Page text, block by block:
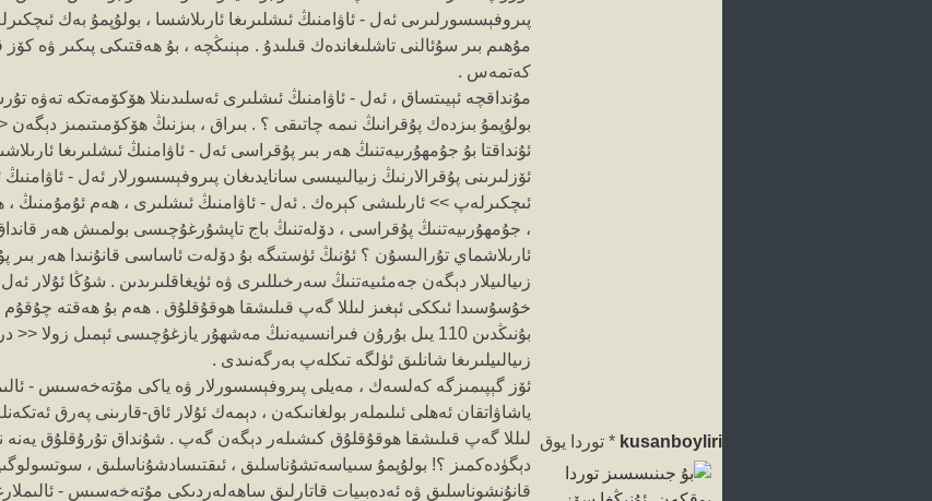
kusanboyliri
* توردا يوق
پىروفېسسورلىرىى ئەل - ئاۋامنىڭ ئىشلىرىغا ئارىلاشسا ، بولۇپمۇ بەك
مۇھىم بىر سۇئالنى تاشلىغاندەك قىلىدۇ . مېنىڭچە ، بۇ ھەقتىكى پىكىر ۋە
كەتمەس .
مۇنداقچە ئېيىتساق ، ئەل - ئاۋامنىڭ ئىشلىرى ئەسلىدىنلا ھۆكۆمەتكە تەۋە
بولۇپمۇ بىزدەك پۇقرانىڭ نىمە چاتىقى ؟ . بىراق ، بىزنىڭ ھۆكۆمىتىمىز
ئۇنداقتا بۇ جۇمھۇرىيەتنىڭ ھەر بىر پۇقراسى ئەل - ئاۋامنىڭ ئىشلىرىغا
ئۆزلىرىنى پۇقرالارنىڭ زىيالىيىسى سانايدىغان پىروفېسسورلار ئەل -
ئىچكىرلەپ >> ئارىلىشى كېرەك . ئەل - ئاۋامنىڭ ئىشلىرى ، ھەم ئۇمۇمنىڭ ،
، جۇمھۇرىيەتنىڭ پۇقراسى ، دۆلەتنىڭ باج تاپشۇرغۇچىسى بولمىش ھەر
ئارىلاشماي تۇرالىسۇن ؟ ئۇنىڭ ئۈستىگە بۇ دۆلەت ئاساسى قانۇنىدا ھەر
زىيالىيلار دېگەن جەمئىيەتنىڭ سەرخىللىرى ۋە ئۈيغاقلىرىدىن . شۇڭا ئۇلار
خۇسۇسىدا ئىككى ئېغىز لىللا گەپ قىلىشقا ھوقۇقلۇق . ھەم بۇ ھەقتە
بۇنىڭدىن 110 يىل بۇرۇن فىرانسىيەنىڭ مەشھۇر يازغۇچىسى ئېمىل
زىيالىيلىرىغا شانلىق ئۈلگە تىكلەپ بەرگەنىدى .
ئۆز گېپىمىزگە كەلسەك ، مەيلى پىروفېسسورلار ۋە ياكى مۇتەخەسىس -
ياشاۋاتقان ئەھلى ئىلىملەر بولغانىكەن ، دېمەك ئۇلار ئاق-قارىنى پەرق
لىللا گەپ قىلىشقا ھوقۇقلۇق كىشىلەر دېگەن گەپ . شۇنداق تۇرۇقلۇق يەنە
دېگۈدەكمىز ؟! بولۇپمۇ سىياسەتشۇناسلىق ، ئىقتىسادشۇناسلىق ، سوتسولوگىيە
قانۇنشوناسلىق ۋە ئەدەبىيات قاتارلىق ساھەلەردىكى مۇتەخەسىس - ئالىملارغا